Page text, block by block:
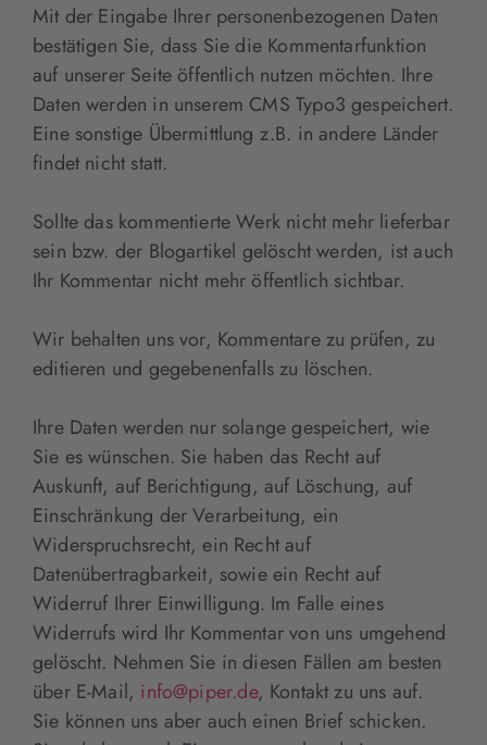
Mit der Eingabe Ihrer personenbezogenen Daten
bestätigen Sie, dass Sie die Kommentarfunktion
auf unserer Seite öffentlich nutzen möchten. Ihre
Daten werden in unserem CMS Typo3 gespeichert.
Eine sonstige Übermittlung z.B. in andere Länder
findet nicht statt.
Sollte das kommentierte Werk nicht mehr lieferbar
sein bzw. der Blogartikel gelöscht werden, ist auch
Ihr Kommentar nicht mehr öffentlich sichtbar.
Wir behalten uns vor, Kommentare zu prüfen, zu
editieren und gegebenenfalls zu löschen.
Ihre Daten werden nur solange gespeichert, wie
Sie es wünschen. Sie haben das Recht auf
Auskunft, auf Berichtigung, auf Löschung, auf
Einschränkung der Verarbeitung, ein
Widerspruchsrecht, ein Recht auf
Datenübertragbarkeit, sowie ein Recht auf
Widerruf Ihrer Einwilligung. Im Falle eines
Widerrufs wird Ihr Kommentar von uns umgehend
gelöscht. Nehmen Sie in diesen Fällen am besten
über E-Mail, info@piper.de, Kontakt zu uns auf.
Sie können uns aber auch einen Brief schicken.